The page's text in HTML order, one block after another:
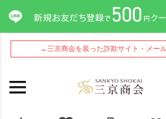
→三京商会を装った詐欺サイト・メー